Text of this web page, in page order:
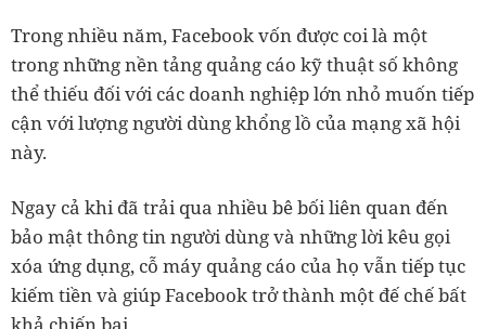
Trong nhiều năm, Facebook vốn được coi là một
trong những nền tảng quảng cáo kỹ thuật số không
thể thiếu đối với các doanh nghiệp lớn nhỏ muốn tiếp
cận với lượng người dùng khổng lồ của mạng xã hội
này.
Ngay cả khi đã trải qua nhiều bê bối liên quan đến
bảo mật thông tin người dùng và những lời kêu gọi
xóa ứng dụng, cỗ máy quảng cáo của họ vẫn tiếp tục
kiếm tiền và giúp Facebook trở thành một đế chế bất